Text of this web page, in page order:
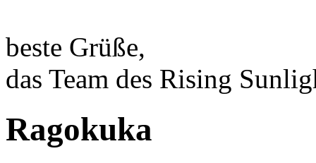
beste Grüße,
das Team des Rising
Ragokuka